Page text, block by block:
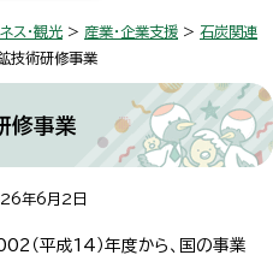
ス・観光 > 産業・企業支援 > 石炭関連
技術研修事業
修事業
年6月2日
（平成14）年度から、国の事業